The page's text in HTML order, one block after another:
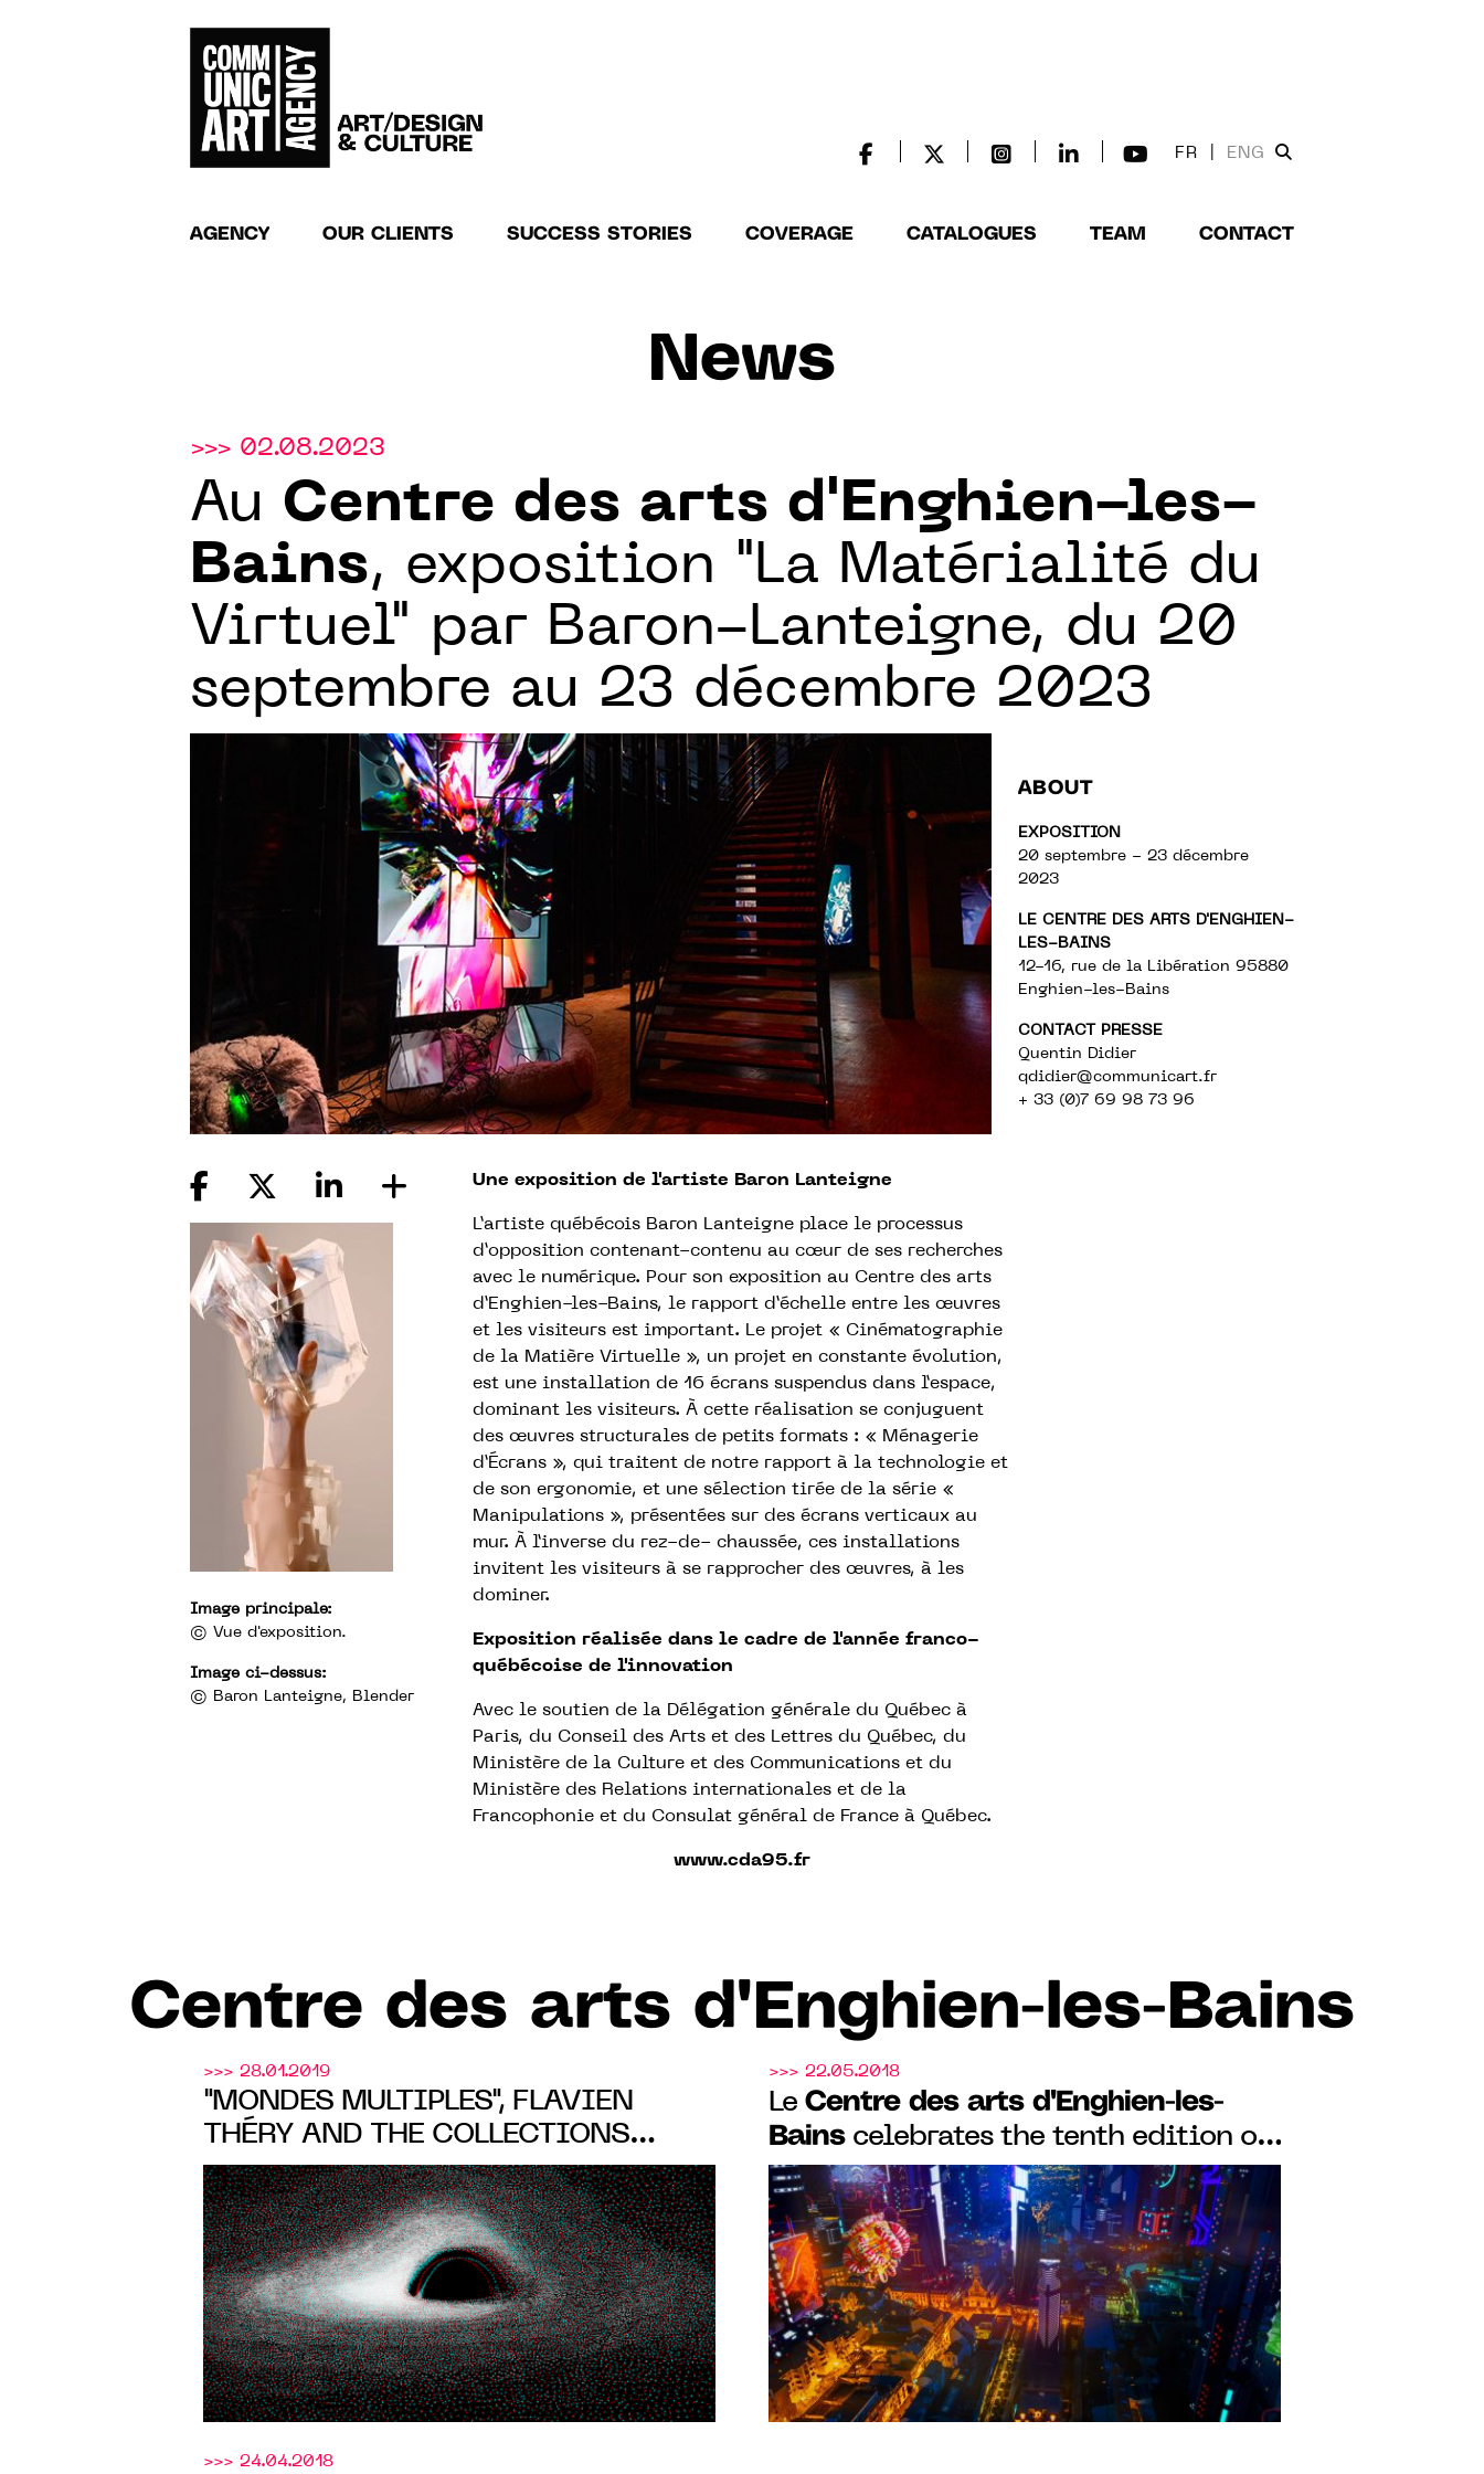
FR ENG
AGENCY OUR CLIENTS SUCCESS STORIES COVERAGE CATALOGUES TEAM CONTACT
News
>>> 02.08.2023
Au Centre des arts d'Enghien-les-
Bains, exposition "La Matérialité du
Virtuel" par Baron-Lanteigne, du 20
septembre au 23 décembre 2023
ABOUT
EXPOSITION
20 septembre - 23 décembre
2023
LE CENTRE DES ARTS D'ENGHIEN-
LES-BAINS
12-16, rue de la Libération 95880
Enghien-les-Bains
CONTACT PRESSE
Quentin Didier
qdidier@communicart.fr
+ 33 (0)7 69 98 73 96
Image principale:
© Vue d'exposition.
Image ci-dessus:
© Baron Lanteigne, Blender
Une exposition de l'artiste Baron Lanteigne
L’artiste québécois Baron Lanteigne place le processus
d’opposition contenant-contenu au cœur de ses recherches
avec le numérique. Pour son exposition au Centre des arts
d’Enghien-les-Bains, le rapport d’échelle entre les œuvres
et les visiteurs est important. Le projet « Cinématographie
de la Matière Virtuelle », un projet en constante évolution,
est une installation de 16 écrans suspendus dans l’espace,
dominant les visiteurs. À cette réalisation se conjuguent
des œuvres structurales de petits formats : « Ménagerie
d’Écrans », qui traitent de notre rapport à la technologie et
de son ergonomie, et une sélection tirée de la série «
Manipulations », présentées sur des écrans verticaux au
mur. À l’inverse du rez-de- chaussée, ces installations
invitent les visiteurs à se rapprocher des œuvres, à les
dominer.
Exposition réalisée dans le cadre de l'année franco-
québécoise de l'innovation
Avec le soutien de la Délégation générale du Québec à
Paris, du Conseil des Arts et des Lettres du Québec, du
Ministère de la Culture et des Communications et du
Ministère des Relations internationales et de la
Francophonie et du Consulat général de France à Québec.
www.cda95.fr
Centre des arts d'Enghien-les-Bains
>>> 28.01.2019
"MONDES MULTIPLES", FLAVIEN
THÉRY AND THE COLLECTIONS
FROM MUSÉE DE L'HOLOGRAPHIE AT
THE CENTRE DES ARTS D'ENGHIEN
>>> 22.05.2018
Le Centre des arts d'Enghien-les-
Bainscelebrates the tenth edition of
Bains Numériques
>>> 24.04.2018